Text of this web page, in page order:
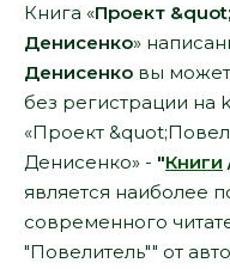
Книга «Проект
Денисенко»
Денисенко вы
без регистрации на
«Проект
Денисенко» - "Книги
является наиболее
современного
"Повелитель"" от